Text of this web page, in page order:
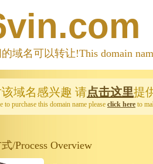
域名可以转让!This domain
域名感兴趣 请点击这里提
purchase this domain name please click here to
/Process Overview